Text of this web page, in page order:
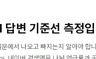
답변 기준선 측정
문에서 나오고 빠지는지 알아야